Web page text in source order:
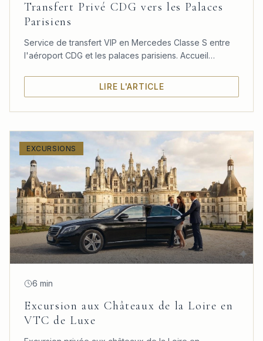
Transfert Privé CDG vers les Palaces
Parisiens
Service de transfert VIP en Mercedes Classe S entre
l'aéroport CDG et les palaces parisiens. Accueil
LIRE L'ARTICLE
EXCURSIONS
6 min
Excursion aux Châteaux de la Loire en
VTC de Luxe